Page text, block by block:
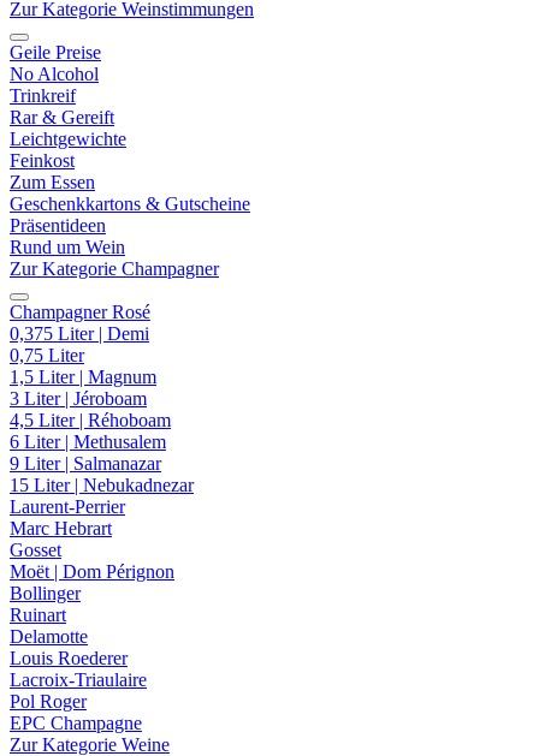
Zur Kategorie Weinstimmungen
Geile Preise
No Alcohol
Trinkreif
Rar & Gereift
Leichtgewichte
Feinkost
Zum Essen
Geschenkkartons & Gutscheine
Präsentideen
Rund um Wein
Zur Kategorie Champagner
Champagner Rosé
0,375 Liter | Demi
0,75 Liter
1,5 Liter | Magnum
3 Liter | Jéroboam
4,5 Liter | Réhoboam
6 Liter | Methusalem
9 Liter | Salmanazar
15 Liter | Nebukadnezar
Laurent-Perrier
Marc Hebrart
Gosset
Moët | Dom Pérignon
Bollinger
Ruinart
Delamotte
Louis Roederer
Lacroix-Triaulaire
Pol Roger
EPC Champagne
Zur Kategorie Weine